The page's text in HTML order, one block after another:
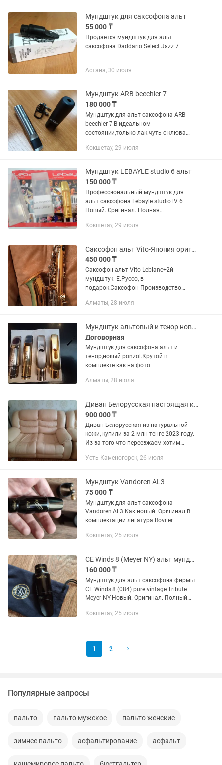
Мундштук для саксофона альт
55 000 ₸
Продается мундштук для альт
саксофона Daddario Select Jazz 7
Астана, 30 июля
Мундштук ARB beechler 7
180 000 ₸
Мундштук для альт саксофона ARB
beechler 7 В идеальном
состоянии,только лак чуть с клюва
комплектация.
Кокшетау, 29 июля
Мундштук LEBAYLE studio 6 альт
150 000 ₸
Профессиональный мундштук для
альт саксофона Lebayle studio lV 6
Новый. Оригинал. Полная
Кокшетау, 29 июля
Саксофон альт Vito-Япония оригинал 2 й мундштук в подарок -сша!
450 000 ₸
Саксофон альт Vito Leblanc+2й
мундштук -Е.Руссо, в
подарок.Саксофон Производство
состоянии с жестким кейсом и
Алматы, 28 июля
Мундштук альтовый и тенор новый-Ponzol и еще смотрим фото дальше
Договорная
Мундштук для саксофона альт и
тенор,новый ponzol.Крутой в
комплекте как на фото
Алматы, 28 июля
Диван Белорусская настоящая кожа
900 000 ₸
Диван Белорусская из натуральной
кожи, купили за 2 млн тенге 2023 году.
Из за того что переезжаем хотим
дивана и паспорт. Название:
Усть-Каменогорск, 26 июля
Мундштук Vandoren AL3
75 000 ₸
Мундштук для альт саксофона
Vandoren AL3 Как новый. Оригинал В
комплектации лигатура Rovner
Кокшетау, 25 июля
CE Winds 8 (Meyer NY) альт мундштук
160 000 ₸
Мундштук для альт саксофона фирмы
CE Winds 8 (084) pure vintage Tribute
Meyer NY Новый. Оригинал. Полный
альт-саксофона, который задумывался
Кокшетау, 25 июля
1 2
Популярные запросы
пальто пальто мужское пальто женские
зимнее пальто асфальтирование асфальт